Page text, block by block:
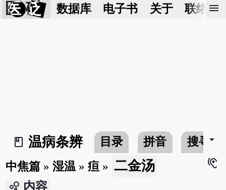
医 砭 数据库 电子书 关于 联络我
menu
book_2
温病条辨 目录 拼音 搜寻arrow_drop_down
中焦篇 »湿温 »疸 » 二金汤
hearing
bubble_chart 内容